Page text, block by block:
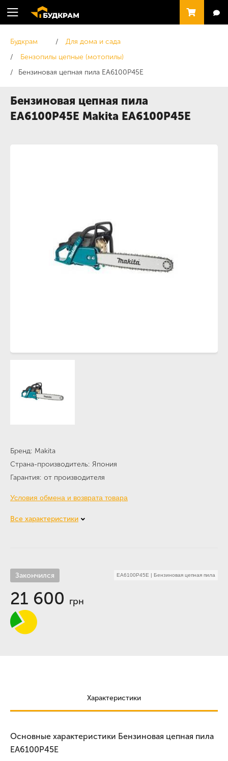
Будкрам
Для дома и сада
Бензопилы цепные (мотопилы)
Бензиновая цепная пила EA6100P45E
Бензиновая цепная пила
EA6100P45E Makita EA6100P45E
Бренд Makita
Страна-производитель Япония
Гарантия от производителя
Условия обмена и возврата товара
Все характеристики
Закончился EA6100P45E | Бензиновая цепная пила
21 600 грн
Характеристики
Основные характеристики Бензиновая цепная пила
EA6100P45E